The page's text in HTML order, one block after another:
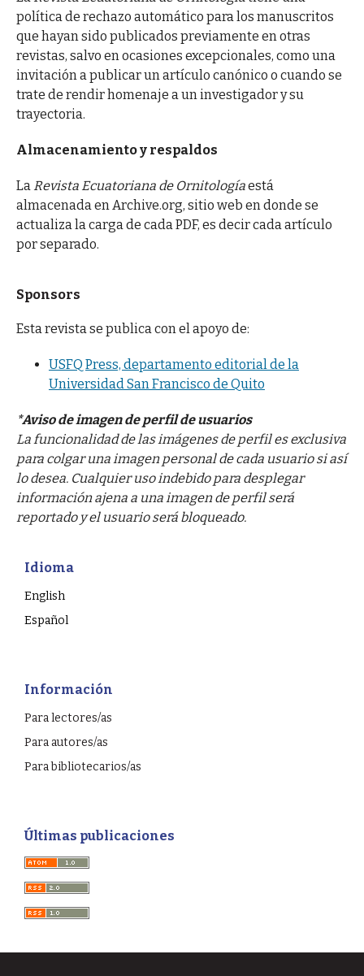
política de rechazo automático para los manuscritos
que hayan sido publicados previamente en otras
revistas, salvo en ocasiones excepcionales, como una
invitación a publicar un artículo canónico o cuando se
trate de rendir homenaje a un investigador y su
trayectoria.
Almacenamiento y respaldos
La Revista Ecuatoriana de Ornitologíaestá
almacenada en Archive.org, sitio web en donde se
actualiza la carga de cada PDF, es decir cada artículo
por separado.
Sponsors
Esta revista se publica con el apoyo de:
USFQ Press, departamento editorial de la
Universidad San Francisco de Quito
*Aviso de imagen de perfil de usuarios
La funcionalidad de las imágenes de perfil es exclusiva
para colgar una imagen personal de cada usuario si así
lo desea. Cualquier uso indebido para desplegar
información ajena a una imagen de perfil será
reportado y el usuario será bloqueado.
Idioma
English
Español
Información
Para lectores/as
Para autores/as
Para bibliotecarios/as
Últimas publicaciones